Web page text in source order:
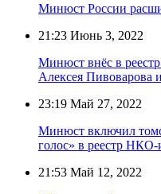
Минюст России
21:23 Июнь 3, 2022
Минюст внёс в
Алексея Пивоварова
23:19 Май 27, 2022
Минюст включил
голос» в реестр НКО-
21:53 Май 12, 2022